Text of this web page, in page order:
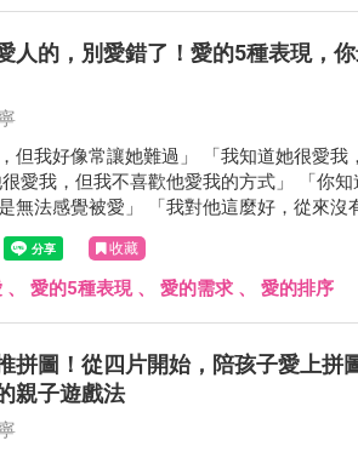
人的，別愛錯了！愛的5種表現，
，但我好像常讓她難過」 「我知道她很愛我
愛我，但我不喜歡他愛我的方式」 「你
無法感覺被愛」 「我對他這麼好，從來沒
」 這種「很愛卻愛不到」的例子，屢見不鮮
收藏
、 愛的5種表現、 愛的需求 、 愛的排序
拼圖！從四片開始，陪孩子愛上拼
親子遊戲法